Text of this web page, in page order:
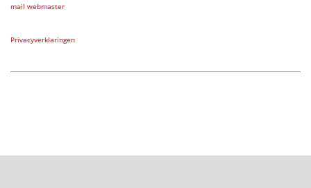
mail webmaster
Privacyverklaringen